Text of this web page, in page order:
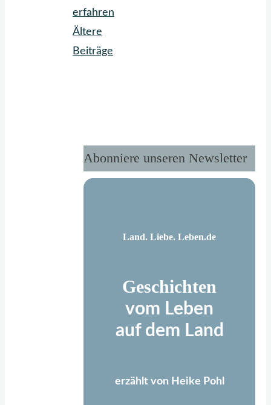
erfahren
Ältere
Beiträge
Abonniere unseren Newsletter
Land. Liebe. Leben.de
Geschichten
vom Leben
auf dem Land
erzählt von Heike Pohl